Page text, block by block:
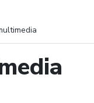
de búsqueda